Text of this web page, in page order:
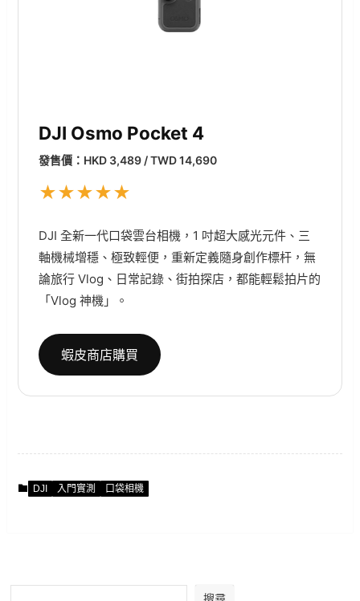
DJI Osmo Pocket 4
發售價：HKD 3,489 / TWD 14,690
★★★★★
DJI 全新一代口袋雲台相機，1 吋超大感光元件、三
軸機械增穩、極致輕便，重新定義隨身創作標杆，無
論旅行 Vlog、日常記錄、街拍探店，都能輕鬆拍片的
「Vlog 神機」。
蝦皮商店購買
DJI 入門實測 口袋相機